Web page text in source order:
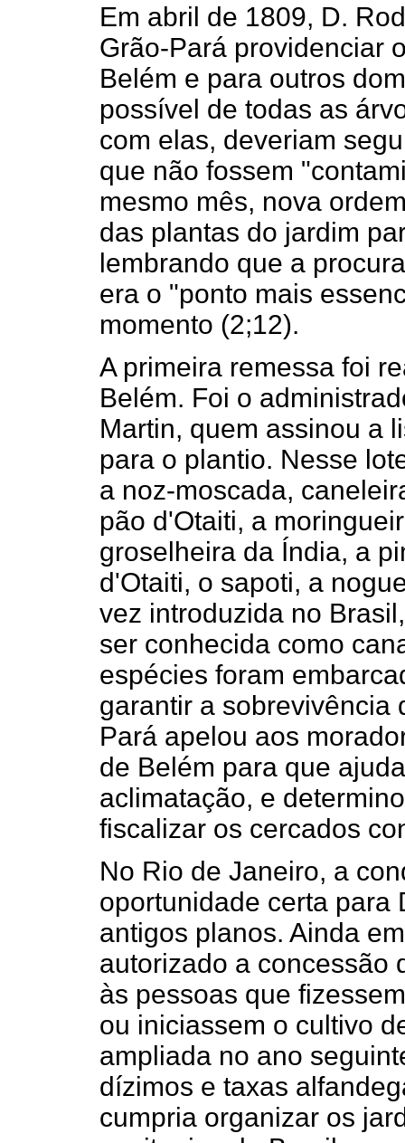
Em abril de 1809, D.
Grão-Pará providenciar
Belém e para outros
possível de todas as
com elas, deveriam
que não fossem
mesmo mês, nova
das plantas do jardim
lembrando que a
era o "ponto mais
momento (2;12).
A primeira remessa foi
Belém. Foi o
Martin, quem assinou a
para o plantio. Nesse
a noz-moscada,
pão d'Otaiti, a
groselheira da Índia, a
d'Otaiti, o sapoti, a
vez introduzida no
ser conhecida como
espécies foram
garantir a sobrevivência
Pará apelou aos
de Belém para que
aclimatação, e
fiscalizar os cercados
No Rio de Janeiro, a
oportunidade certa para
antigos planos. Ainda
autorizado a concessão
às pessoas que
ou iniciassem o cultivo
ampliada no ano
dízimos e taxas
cumpria organizar os